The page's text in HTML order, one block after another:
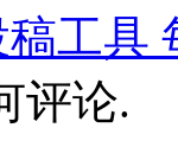
工具
评论.